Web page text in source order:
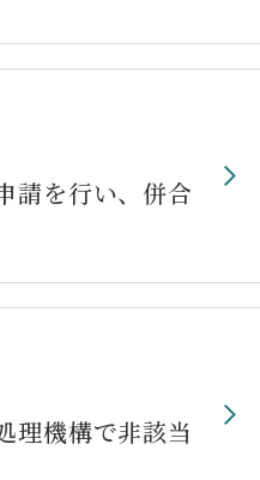
請を行い、併合
理機構で非該当